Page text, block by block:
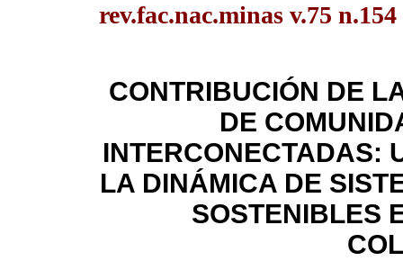
rev.fac.nac.minas v.75
CONTRIBUCIÓN DE
DE
INTERCONECTADAS:
LA DINÁMICA DE
SOSTENIBLES